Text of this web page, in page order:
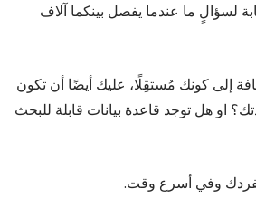
ما عندما يفصل بينكما آلاف
إلى كونك مُستقِلًا، عليك أيضًا أن تكون
او هل توجد قاعدة بيانات قابلة للبحث
بمفردك وفي أسرع وقت.